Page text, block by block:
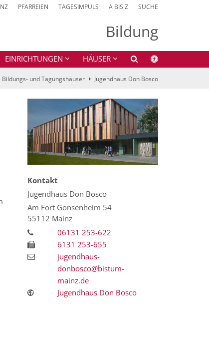
PFARREIEN TAGESIMPULS A BIS Z SUCHE
Bildung
EINRICHTUNGEN HÄUSER
Bildungs- und Tagungshäuser Jugendhaus Don Bosco
Kontakt
Jugendhaus Don Bosco
Am Fort Gonsenheim 54
55112 Mainz
06131 253-622
6131 253-655
jugendhaus-
donbosco@bistum-
mainz.de
Jugendhaus Don Bosco